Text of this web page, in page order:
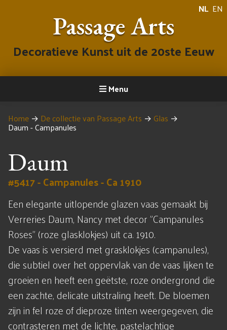
NL EN
Passage Arts
Decoratieve Kunst uit de 20ste Eeuw
Menu
Home → De collectie van Passage Arts → Glas →
Daum - Campanules
Daum
#5417 - Campanules - Ca 1910
Een elegante uitlopende glazen vaas gemaakt bij
Verreries Daum, Nancy met decor "Campanules
Roses" (roze glasklokjes) uit ca. 1910.
De vaas is versierd met grasklokjes (campanules),
die subtiel over het oppervlak van de vaas lijken te
groeien en heeft een geëtste, roze ondergrond die
een zachte, delicate uitstraling heeft. De bloemen
zijn in fel roze of dieproze tinten weergegeven, die
contrasteren met de lichte, pastelachtige